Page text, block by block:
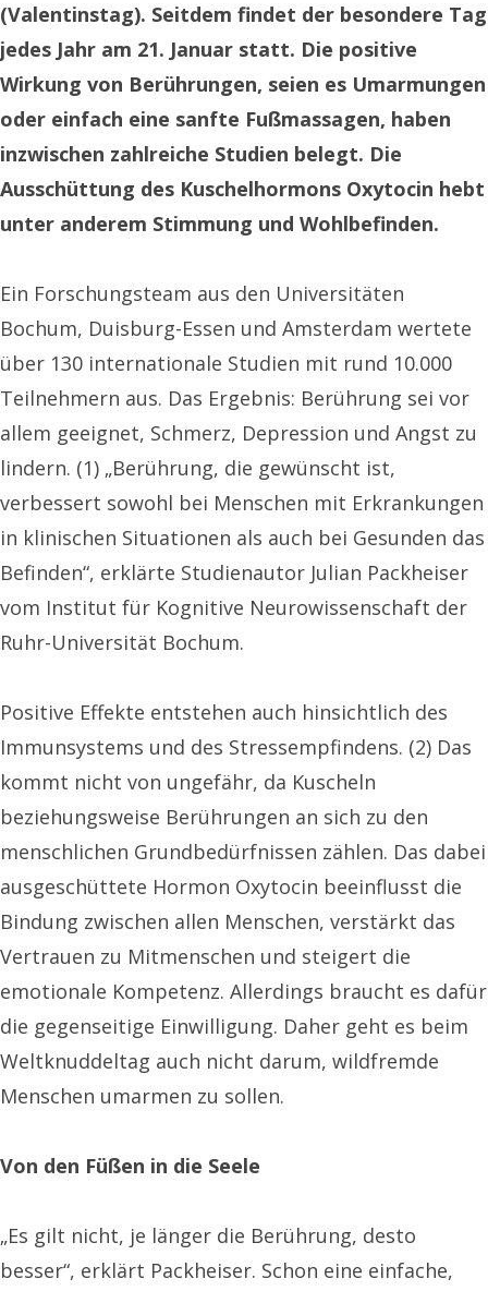
(Valentinstag). Seitdem findet der besondere Tag
jedes Jahr am 21. Januar statt. Die positive
Wirkung von Berührungen, seien es Umarmungen
oder einfach eine sanfte Fußmassagen, haben
inzwischen zahlreiche Studien belegt. Die
Ausschüttung des Kuschelhormons Oxytocin hebt
unter anderem Stimmung und Wohlbefinden.
Ein Forschungsteam aus den Universitäten
Bochum, Duisburg-Essen und Amsterdam wertete
über 130 internationale Studien mit rund 10.000
Teilnehmern aus. Das Ergebnis: Berührung sei vor
allem geeignet, Schmerz, Depression und Angst zu
lindern. (1) „Berührung, die gewünscht ist,
verbessert sowohl bei Menschen mit Erkrankungen
in klinischen Situationen als auch bei Gesunden das
Befinden“, erklärte Studienautor Julian Packheiser
vom Institut für Kognitive Neurowissenschaft der
Ruhr-Universität Bochum.
Positive Effekte entstehen auch hinsichtlich des
Immunsystems und des Stressempfindens. (2) Das
kommt nicht von ungefähr, da Kuscheln
beziehungsweise Berührungen an sich zu den
menschlichen Grundbedürfnissen zählen. Das dabei
ausgeschüttete Hormon Oxytocin beeinflusst die
Bindung zwischen allen Menschen, verstärkt das
Vertrauen zu Mitmenschen und steigert die
emotionale Kompetenz. Allerdings braucht es dafür
die gegenseitige Einwilligung. Daher geht es beim
Weltknuddeltag auch nicht darum, wildfremde
Menschen umarmen zu sollen.
Von den Füßen in die Seele
„Es gilt nicht, je länger die Berührung, desto
besser“, erklärt Packheiser. Schon eine einfache,